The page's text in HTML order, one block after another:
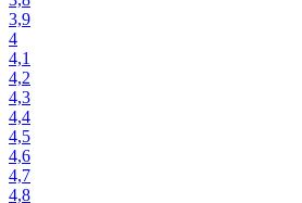
3,9
4
4,1
4,2
4,3
4,4
4,5
4,6
4,7
4,8